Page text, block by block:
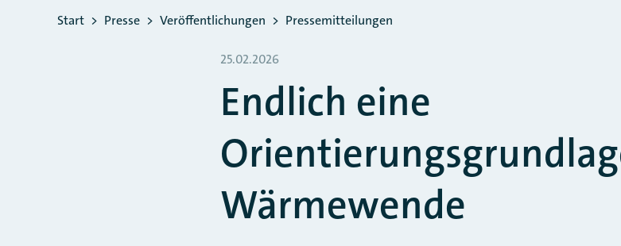
Start Presse Veröffentlichungen Pressemitteilungen
25.02.2026
Endlich eine
Wärmewende